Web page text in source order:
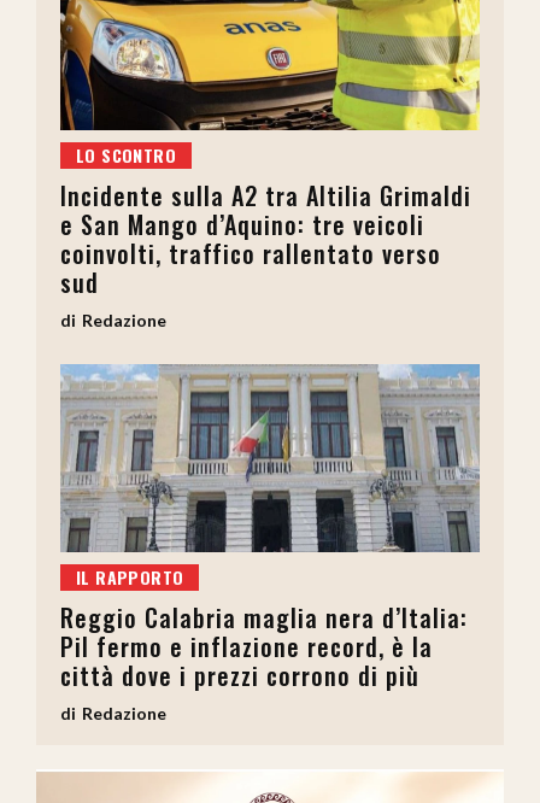
LO SCONTRO
Incidente sulla A2 tra Altilia Grimaldi
e San Mango d’Aquino: tre veicoli
coinvolti, traffico rallentato verso
sud
Redazione
IL RAPPORTO
Reggio Calabria maglia nera d’Italia:
Pil fermo e inflazione record, è la
città dove i prezzi corrono di più
Redazione